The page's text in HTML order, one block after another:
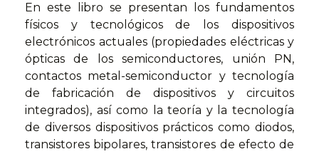
En este libro se presentan los fundamentos
físicos y tecnológicos de los dispositivos
electrónicos actuales (propiedades eléctricas y
ópticas de los semiconductores, unión PN,
contactos metal-semiconductor y tecnología
de fabricación de dispositivos y circuitos
integrados), así como la teoría y la tecnología
de diversos dispositivos prácticos como diodos,
transistores bipolares, transistores de efecto de